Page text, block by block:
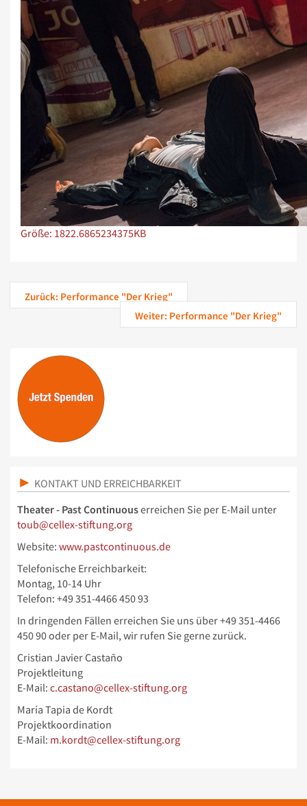
Zeige Bild in voller Größe…
Größe: 1822.6865234375KB
Zurück: Performance "Der Krieg"
Weiter: Performance "Der Krieg"
KONTAKT UND ERREICHBARKEIT
Theater - Past Continuouserreichen Sie per E-Mail unter
toub@cellex-stiftung.org
Website: www.pastcontinuous.de
Telefonische Erreichbarkeit:
Montag, 10-14 Uhr
Telefon: +49 351-4466 450 93
In dringenden Fällen erreichen Sie uns über+49 351-4466
450 90 oder per E-Mail, wir rufen Sie gerne zurück.
Cristian Javier Castaño
Projektleitung
E-Mail: c.castano@cellex-stiftung.org
María Tapia de Kordt
Projektkoordination
E-Mail: m.kordt@cellex-stiftung.org